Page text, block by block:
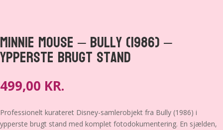
Minnie Mouse – Bully (1986) –
Ypperste brugt stand
499,00 KR.
Professionelt kurateret Disney-samlerobjekt fra Bully (1986) i
ypperste brugt stand med komplet fotodokumentering. En sjælden,